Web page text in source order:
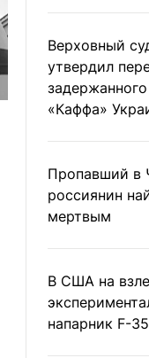
Верховный
утвердил
«Каффа»
Пропавший в
россиянин
мертвым
В США на
напарник F-35